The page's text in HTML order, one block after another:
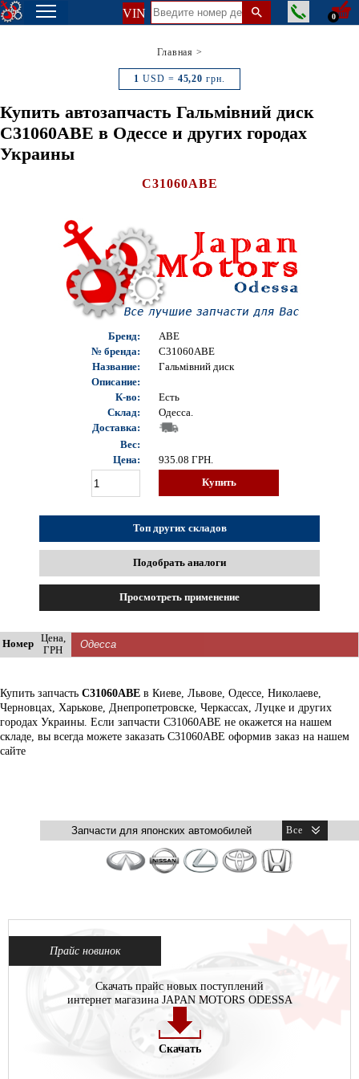
VIN 0
Главная >
1 USD = 45,20 грн.
Купить автозапчасть Гальмівний диск
C31060ABE в Одессе и других городах
Украины
C31060ABE
Бренд:
ABE
№ бренда:
C31060ABE
Название:
Гальмівний диск
Описание:
К-во:
Есть
Склад:
Одесса.
Доставка:
Вес:
Цена:
935.08 ГРН.
Купить
Топ других складов
Подобрать аналоги
Просмотреть применение
Номер
Цена,
ГРН
Купить запчасть C31060ABE в Киеве, Львове, Одессе, Николаеве,
Черновцах, Харькове, Днепропетровске, Черкассах, Луцке и других
городах Украины. Если запчасти C31060ABE не окажется на нашем
складе, вы всегда можете заказать C31060ABE оформив заказ на нашем
сайте
Прайс новинок
Скачать прайс новых поступлений
интернет магазина JAPAN MOTORS ODESSA
Скачать